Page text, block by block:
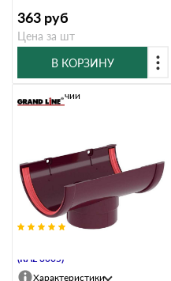
363 руб
Цена за шт
В КОРЗИНУ
(RAL 3005)
В наличии
Характеристики